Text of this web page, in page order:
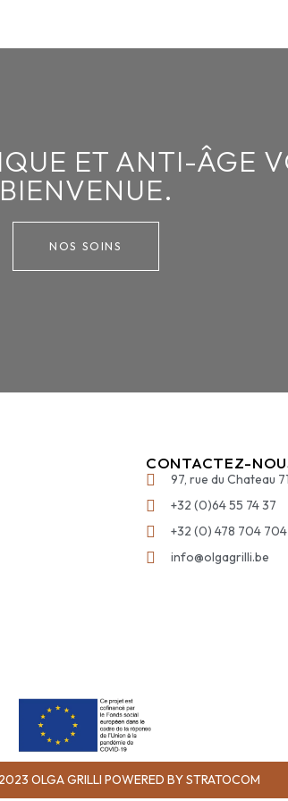
ET ANTI-ÂGE
BIENVENUE.
NOS SOINS
CONTACTEZ-
97, rue du Chateau
+32 (0)64 55 74 37
+32 (0) 478 704 704
info@olgagrilli.be
OLGA GRILLI POWERED BY STRATOCOM